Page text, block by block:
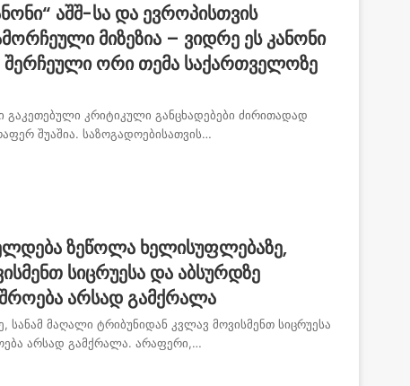
აშშ-სა და ევროპისთვის
მიზეზია – ვიდრე ეს კანონი
ორი თემა საქართველოზე
გაკეთებული კრიტიკული განცხადებები ძირითადად
შუაშია. საზოგადოებისათვის…
ზეწოლა ხელისუფლებაზე,
სიცრუესა და აბსურდზე
არსად გამქრალა
მაღალი ტრიბუნიდან კვლავ მოვისმენთ სიცრუესა
არსად გამქრალა. არაფერი,…